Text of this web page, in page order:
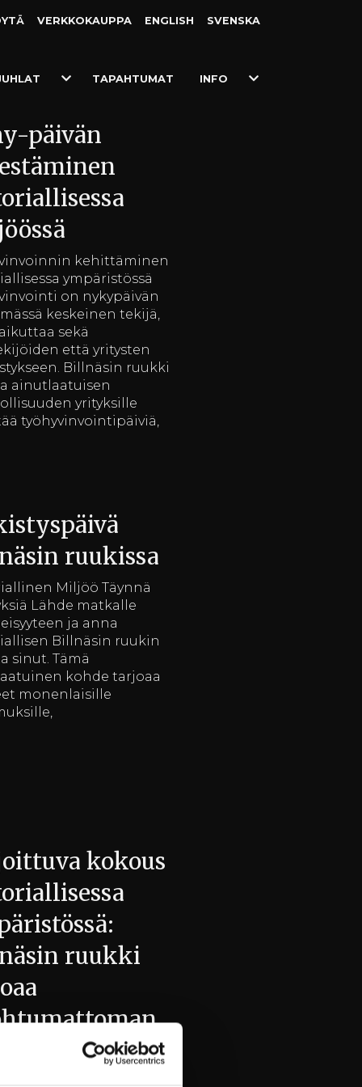
VERKKO­KAUPPA ENGLISH SVENSKA
ToggleTAPAHTUMAT INFO
Toggle
päivän
kehittäminen
ympäristössä
on nykypäivän
keskeinen tekijä,
sekä
että yritysten
Billnäsin ruukki
ainutlaatuisen
yrityksille
työhyvinvointipäiviä,
ruukissa
Miljöö Täynnä
Lähde matkalle
ja anna
Billnäsin ruukin
sinut. Tämä
kohde tarjoaa
monenlaisille
kokous
ruukki
Miljöö Inspiroi ja